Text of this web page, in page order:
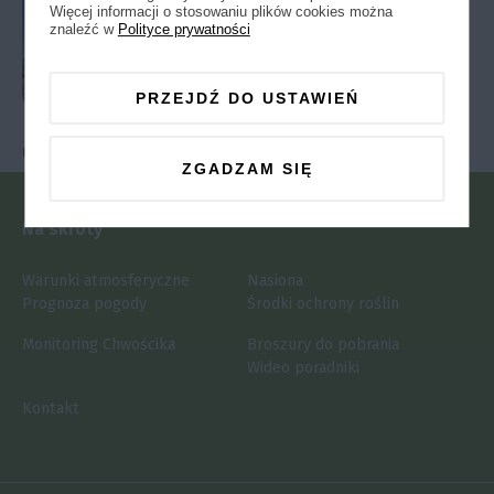
i zbioru buraków pod potrzeby
jest dobre zaplanowanie
uformowana pryzma zmniejsza straty, ułatwia
załadunek i odbiór.
być zlokalizowana przy drodze utwardzonej,
bez kolein i znacznych zagłębień,
umożliwić dojazd samochodów do pryzmy
być zwarta i prosta,
Na skróty
Warunki atmosferyczne
Prognoza pogody
Nasiona
Środki ochrony roślin
Monitoring Chwościka
Broszury do pobrania
Wideo poradniki
Kontakt
Więcej informacji o stosowaniu plików cookies można
znaleźć w Polityce prywatności
PRZEJDŹ DO USTAWIEŃ
ZGADZAM SIĘ